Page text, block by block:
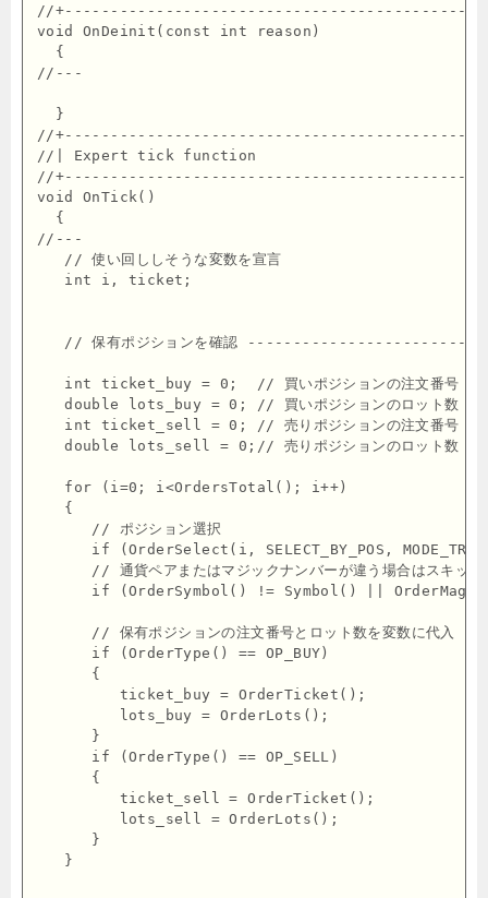
//
void OnDeinit(const int reason)
  {
//---
  }
//
//| Expert tick function
//
void OnTick()
  {
//---
   // 使い回ししそうな変数を宣言
   int i, ticket;
// 保有ポジションを確認
   int ticket_buy = 0;  // 買いポジションの注文番号
   double lots_buy = 0; // 買いポジションのロット数
   int ticket_sell = 0; // 売りポジションの注文番号
   double lots_sell = 0;// 売りポジションのロット数
   for (i=0; i<OrdersTotal(); i++)
   {
      // ポジション選択
if (OrderSelect(i, SELECT_BY_POS,
      // 通貨ペアまたはマジックナンバーが違う場合はスキップ
if (OrderSymbol() != Symbol() ||
      // 保有ポジションの注文番号とロット数を変数に代入
      if (OrderType() == OP_BUY)
      {
         ticket_buy = OrderTicket();
         lots_buy = OrderLots();
      }
      if (OrderType() == OP_SELL)
      {
         ticket_sell = OrderTicket();
         lots_sell = OrderLots();
      }
   }